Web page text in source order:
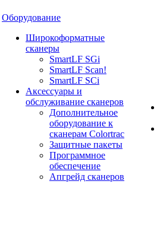
Оборудование
Широкоформатные
сканеры
SmartLF SGi
SmartLF Scan!
SmartLF SCi
Аксессуары и
обслуживание сканеров
Дополнительное
оборудование к
сканерам Colortrac
Защитные пакеты
Программное
обеспечение
Апгрейд сканеров